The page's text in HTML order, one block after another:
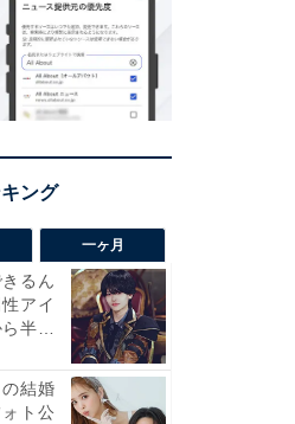
一ヶ月
るん
アイ
半年
結婚
ト公